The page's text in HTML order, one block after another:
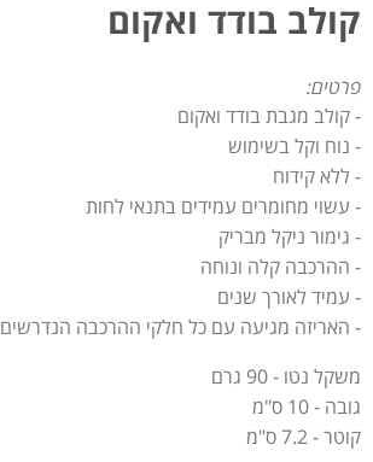
קולב בודד ואקום
פרטים:
- קולב מגבת בודד ואקום
- נוח וקל בשימוש
- ללא קידוח
- עשוי מחומרים עמידים בתנאי לחות
- גימור ניקל מבריק
- ההרכבה קלה ונוחה
- עמיד לאורך שנים
- האריזה מגיעה עם כל חלקי ההרכבה הנדרשים
משקל נטו - 90 גרם
גובה - 10 ס"מ
קוטר - 7.2 ס"מ